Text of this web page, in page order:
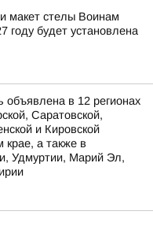
макет стелы Воинам
году будет установлена
объявлена в 12 регионах
Саратовской,
и Кировской
крае, а также в
Удмуртии, Марий Эл,